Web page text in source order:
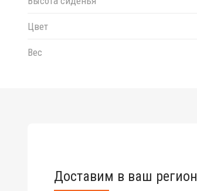
Цвет
Вес
Доставим в ваш регион